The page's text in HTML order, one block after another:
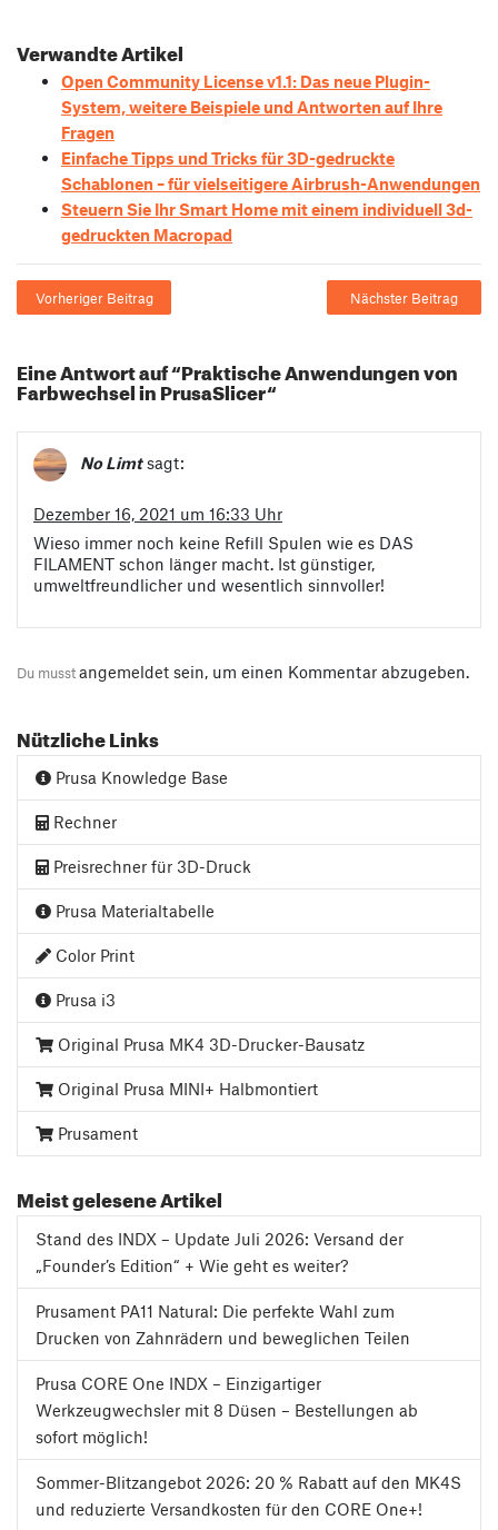
Verwandte Artikel
Open Community License v1.1: Das neue Plugin-
System, weitere Beispiele und Antworten auf Ihre
Fragen
Einfache Tipps und Tricks für 3D-gedruckte
Schablonen – für vielseitigere Airbrush-Anwendungen
Steuern Sie Ihr Smart Home mit einem individuell 3d-
gedruckten Macropad
Vorheriger Beitrag Nächster Beitrag
Eine Antwort auf “Praktische Anwendungen von
Farbwechsel in PrusaSlicer“
No Limt sagt:
Dezember 16, 2021 um 16:33 Uhr
Wieso immer noch keine Refill Spulen wie es DAS
FILAMENT schon länger macht. Ist günstiger,
umweltfreundlicher und wesentlich sinnvoller!
Du musstangemeldet sein, um einen Kommentar abzugeben.
Nützliche Links
Prusa Knowledge Base
Rechner
Preisrechner für 3D-Druck
Prusa Materialtabelle
Color Print
Prusa i3
Original Prusa MK4 3D-Drucker-Bausatz
Original Prusa MINI+ Halbmontiert
Prusament
Meist gelesene Artikel
Stand des INDX – Update Juli 2026: Versand der
„Founder’s Edition“ + Wie geht es weiter?
Prusament PA11 Natural: Die perfekte Wahl zum
Drucken von Zahnrädern und beweglichen Teilen
Prusa CORE One INDX – Einzigartiger
Werkzeugwechsler mit 8 Düsen – Bestellungen ab
sofort möglich!
Sommer-Blitzangebot 2026: 20 % Rabatt auf den MK4S
und reduzierte Versandkosten für den CORE One+!